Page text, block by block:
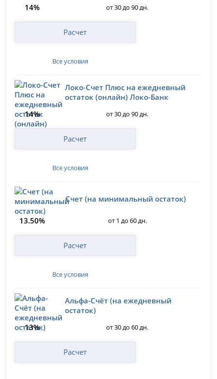
14% от 30 до 90 дн.
Расчет
Все условия
Локо-Счет Плюс на ежедневный
остаток (онлайн) Локо-Банк
14%
от 30 до 90 дн.
Расчет
Все условия
Счет (на минимальный остаток)
13.50% от 1 до 60 дн.
Расчет
Все условия
Альфа-Счёт (на ежедневный
остаток)
13%
от 30 до 60 дн.
Расчет